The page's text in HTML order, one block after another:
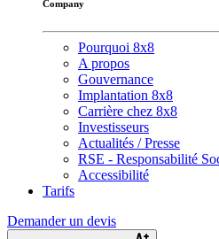
Company
Pourquoi 8x8
A propos
Gouvernance
Implantation 8x8
Carrière chez 8x8
Investisseurs
Actualités / Presse
RSE - Responsabilité
Accessibilité
Tarifs
Demander un devis